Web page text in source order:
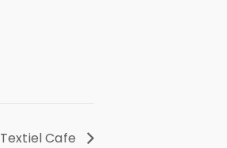
Textiel Cafe